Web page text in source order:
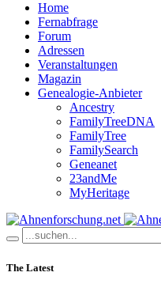
Home
Fernabfrage
Forum
Adressen
Veranstaltungen
Magazin
Genealogie-Anbieter
Ancestry
FamilyTreeDNA
FamilyTree
FamilySearch
Geneanet
23andMe
MyHeritage
The Latest